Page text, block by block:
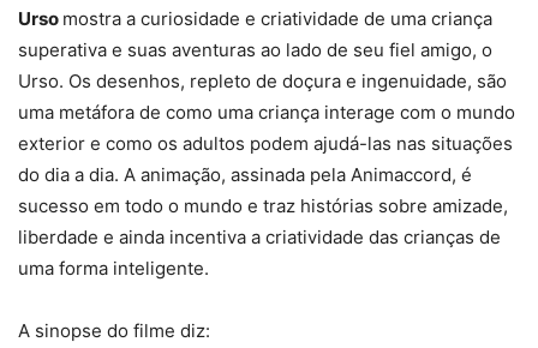
Urso mostra a curiosidade e criatividade de uma criança
superativa e suas aventuras ao lado de seu fiel amigo, o
Urso. Os desenhos, repleto de doçura e ingenuidade, são
uma metáfora de como uma criança interage com o mundo
exterior e como os adultos podem ajudá-las nas situações
do dia a dia. A animação, assinada pela Animaccord, é
sucesso em todo o mundo e traz histórias sobre amizade,
liberdade e ainda incentiva a criatividade das crianças de
uma forma inteligente.
A sinopse do filme diz: